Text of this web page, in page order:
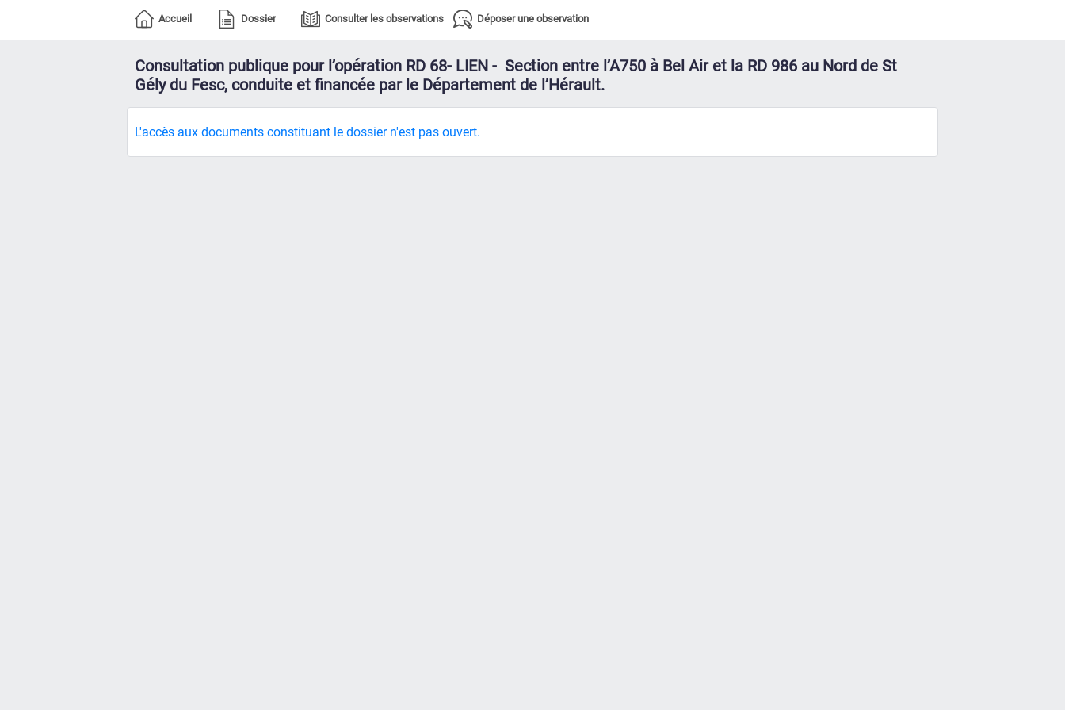
Accueil Dossier Consulter les observations Déposer une observation
Consultation publique pour l’opération RD 68- LIEN - Section entre l’A750 à Bel Air et la RD 986 au Nord de St
Gély du Fesc, conduite et financée par le Département de l’Hérault.
L'accès aux documents constituant le dossier n'est pas ouvert.